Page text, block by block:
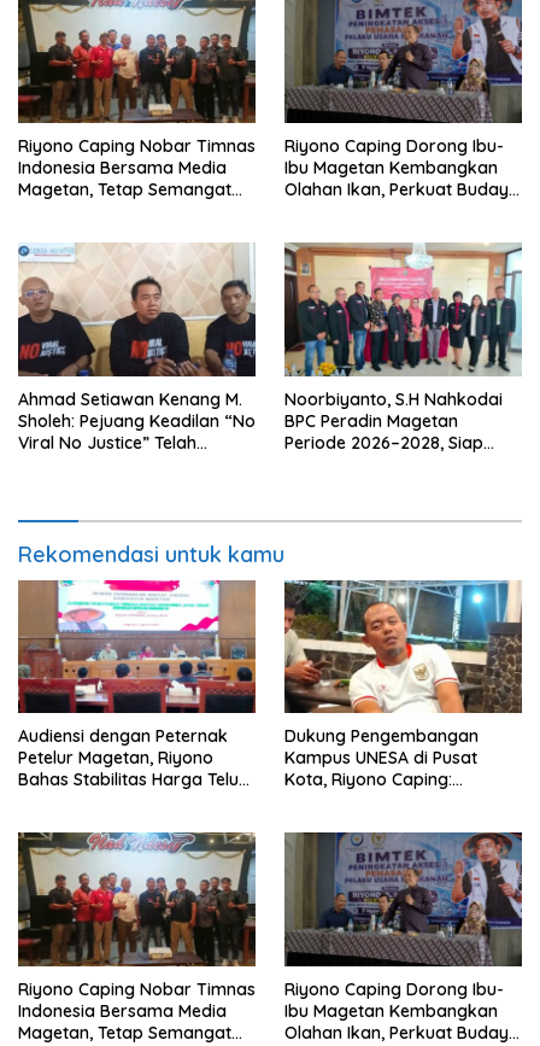
Riyono Caping Nobar Timnas
Indonesia Bersama Media
Magetan, Tetap Semangat
Riyono Caping Dorong Ibu-
Ibu Magetan Kembangkan
Olahan Ikan, Perkuat Budaya
Ahmad Setiawan Kenang M.
Sholeh: Pejuang Keadilan “No
Viral No Justice” Telah
Noorbiyanto, S.H Nahkodai
BPC Peradin Magetan
Periode 2026–2028, Siap
Rekomendasi untuk kamu
Audiensi dengan Peternak
Petelur Magetan, Riyono
Bahas Stabilitas Harga Telur
Dukung Pengembangan
Kampus UNESA di Pusat
Kota, Riyono Caping:
Riyono Caping Nobar Timnas
Indonesia Bersama Media
Magetan, Tetap Semangat
Riyono Caping Dorong Ibu-
Ibu Magetan Kembangkan
Olahan Ikan, Perkuat Budaya